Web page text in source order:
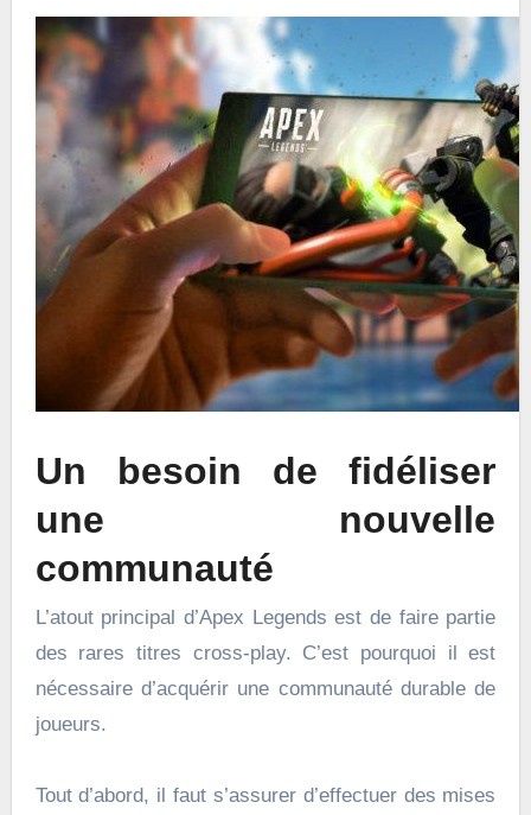
Un besoin de fidéliser
une nouvelle
communauté
L’atout principal d’Apex Legends est de faire partie
des rares titres cross-play. C’est pourquoi il est
nécessaire d’acquérir une communauté durable de
joueurs.
Tout d’abord, il faut s’assurer d’effectuer des mises